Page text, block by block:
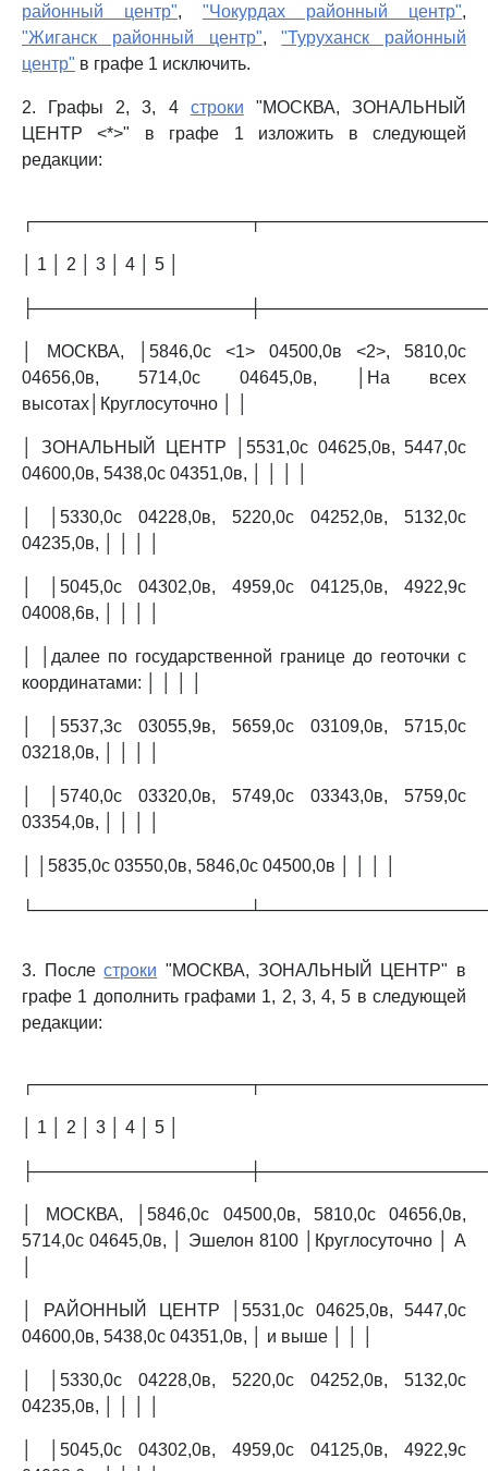
районный центр", "Чокурдах районный центр",
"Жиганск районный центр","Туруханск районный
центр" в графе 1 исключить.
2. Графы 2, 3, 4 строки "МОСКВА, ЗОНАЛЬНЫЙ
ЦЕНТР <*>" в графе 1 изложить в следующей
редакции:
│ 1 │ 2 │ 3 │ 4 │ 5 │
│ МОСКВА, │5846,0с <1> 04500,0в <2>, 5810,0с
04656,0в, 5714,0с 04645,0в, │На всех
высотах│Круглосуточно │ │
│ ЗОНАЛЬНЫЙ ЦЕНТР │5531,0с 04625,0в, 5447,0с
04600,0в, 5438,0с 04351,0в, │ │ │ │
│ │5330,0с 04228,0в, 5220,0с 04252,0в, 5132,0с
04235,0в, │ │ │ │
│ │5045,0с 04302,0в, 4959,0с 04125,0в, 4922,9с
04008,6в, │ │ │ │
│ │далее по государственной границе до геоточки с
координатами: │ │ │ │
│ │5537,3с 03055,9в, 5659,0с 03109,0в, 5715,0с
03218,0в, │ │ │ │
│ │5740,0с 03320,0в, 5749,0с 03343,0в, 5759,0с
03354,0в, │ │ │ │
│ │5835,0с 03550,0в, 5846,0с 04500,0в │ │ │ │
3. Послестроки "МОСКВА, ЗОНАЛЬНЫЙ ЦЕНТР" в
графе 1 дополнить графами 1, 2, 3, 4, 5 в следующей
редакции:
│ 1 │ 2 │ 3 │ 4 │ 5 │
│ МОСКВА, │5846,0с 04500,0в, 5810,0с 04656,0в,
5714,0с 04645,0в, │ Эшелон 8100 │Круглосуточно │ A
│ РАЙОННЫЙ ЦЕНТР │5531,0с 04625,0в, 5447,0с
04600,0в, 5438,0с 04351,0в, │ и выше │ │ │
│ │5330,0с 04228,0в, 5220,0с 04252,0в, 5132,0с
04235,0в, │ │ │ │
│ │5045,0с 04302,0в, 4959,0с 04125,0в, 4922,9с